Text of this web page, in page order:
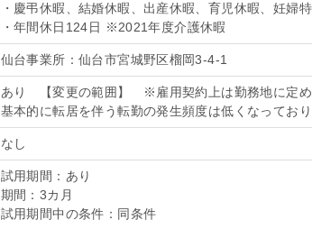
・慶弔休暇、結婚休暇、出産休暇、育児休暇、妊婦
・年間休日124日 ※2021年度介護休暇
仙台事業所：仙台市宮城野区榴岡3-4-1
あり 【変更の範囲】 ※雇用契約上は勤務地に定め
基本的に転居を伴う転勤の発生頻度は低くなっており
なし
試用期間：あり
期間：3カ月
試用期間中の条件：同条件